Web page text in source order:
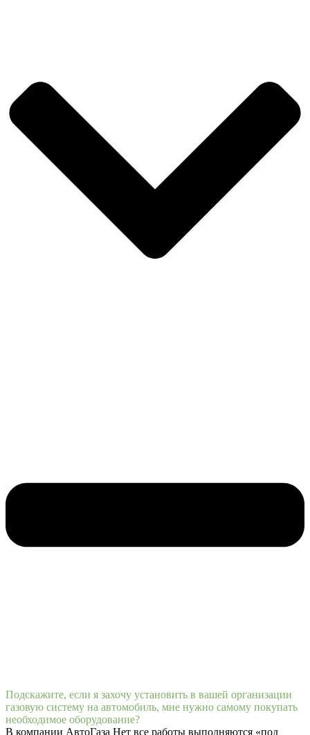
Подскажите, если я захочу установить в вашей организации
газовую систему на автомобиль, мне нужно самому покупать
необходимое оборудование?
В компании АвтоГаза Нет все работы выполняются «под